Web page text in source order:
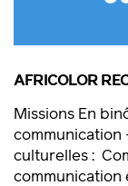
AFRICOLOR
Missions En
communication
culturelles :